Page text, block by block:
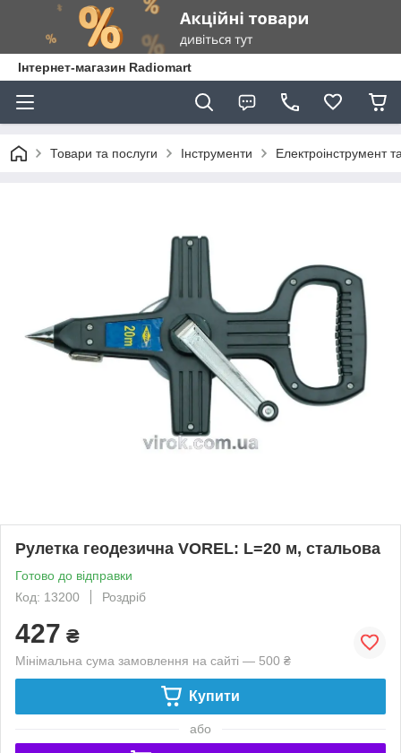
Інтернет-магазин Radiomart
Товари та послуги Інструменти Електроінструмент
Рулетка геодезична VOREL: L=20 м, стальова
Готово до відправки
Код: 13200
Роздріб
427 ₴
Мінімальна сума замовлення на сайті — 500 ₴
Купити
або